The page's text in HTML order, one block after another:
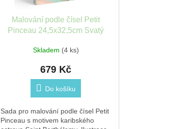
Malování podle čísel Petit
Pinceau 24,5x32,5cm Svatý
Skladem (4 ks)
679 Kč
Do košíku
Sada pro malování podle čísel Petit
Pinceau s motivem karibského